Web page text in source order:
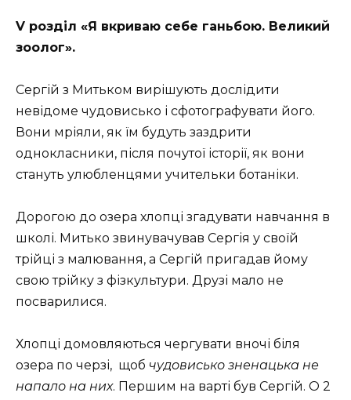
V розділ «Я вкриваю себе ганьбою. Великий
зоолог».
Сергій з Митьком вирішують дослідити
невідоме чудовисько і сфотографувати його.
Вони мріяли, як їм будуть заздрити
однокласники, після почутої історії, як вони
стануть улюбленцями учительки ботаніки.
Дорогою до озера хлопці згадувати навчання в
школі. Митько звинувачував Сергія у своїй
трійці з малювання, а Сергій пригадав йому
свою трійку з фізкультури. Друзі мало не
посварилися.
Хлопці домовляються чергувати вночі біля
озера по черзі, щоб чудовисько зненацька не
напало на них. Першим на варті був Сергій. О 2